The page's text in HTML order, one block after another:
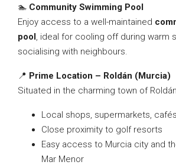
🏊 Community Swimming Pool
Enjoy access to a well-maintained
pool, ideal for cooling off during warm
socialising with neighbours.
📍 Prime Location – Roldán (Murcia)
Situated in the charming town of
Local shops, supermarkets,
Close proximity to golf resorts
Easy access to Murcia city and
Mar Menor